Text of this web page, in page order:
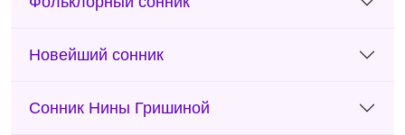
Новейший сонник
Сонник Нины Гришиной